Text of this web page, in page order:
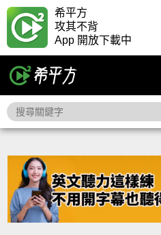
希平方
攻其不背
App 開放下載中